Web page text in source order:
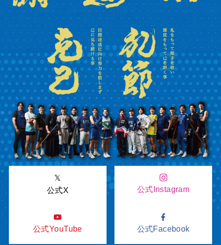
𝕏
公式X
公式Instagram
公式YouTube 公式Facebook